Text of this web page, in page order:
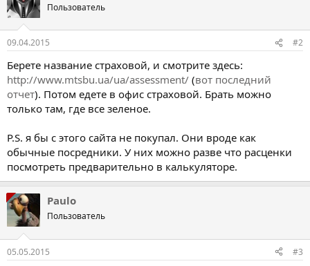
Пользователь
09.04.2015 #2
Берете название страховой, и смотрите здесь:
http://www.mtsbu.ua/ua/assessment/ (вот последний
отчет). Потом едете в офис страховой. Брать можно
только там, где все зеленое.
P.S. я бы с этого сайта не покупал. Они вроде как
обычные посредники. У них можно разве что расценки
посмотреть предварительно в калькуляторе.
Paulo
Пользователь
05.05.2015 #3